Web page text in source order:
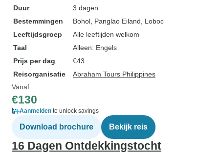
Duur
3 dagen
Bestemmingen
Bohol , Panglao Eiland , Loboc
Leeftijdsgroep
Alle leeftijden welkom
Taal
Alleen: Engels
Prijs per dag
€43
Reisorganisatie
Abraham Tours Philippines
Vanaf
€130
Aanmelden to unlock savings
Download brochure Bekijk reis
16 Dagen Ontdekkingstocht